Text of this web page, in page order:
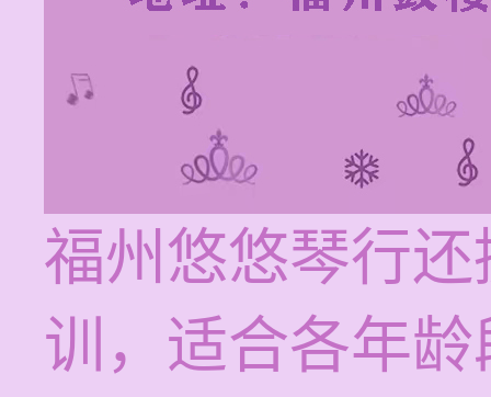
福州悠悠琴行
训，适合各年